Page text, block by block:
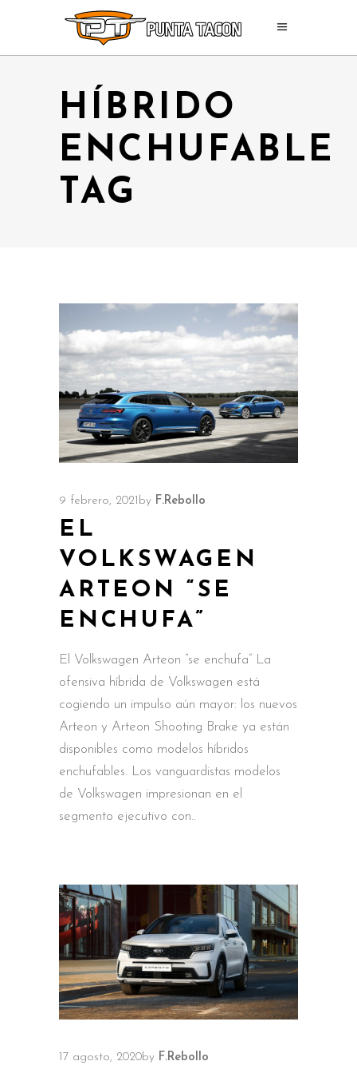
HÍBRIDO
ENCHUFABLE
TAG
9 febrero, 2021 by F.Rebollo
EL
VOLKSWAGEN
ARTEON “SE
ENCHUFA”
El Volkswagen Arteon “se enchufa” La
ofensiva híbrida de Volkswagen está
cogiendo un impulso aún mayor: los nuevos
Arteon y Arteon Shooting Brake ya están
disponibles como modelos híbridos
enchufables. Los vanguardistas modelos
de Volkswagen impresionan en el
segmento ejecutivo con
17 agosto, 2020by F.Rebollo